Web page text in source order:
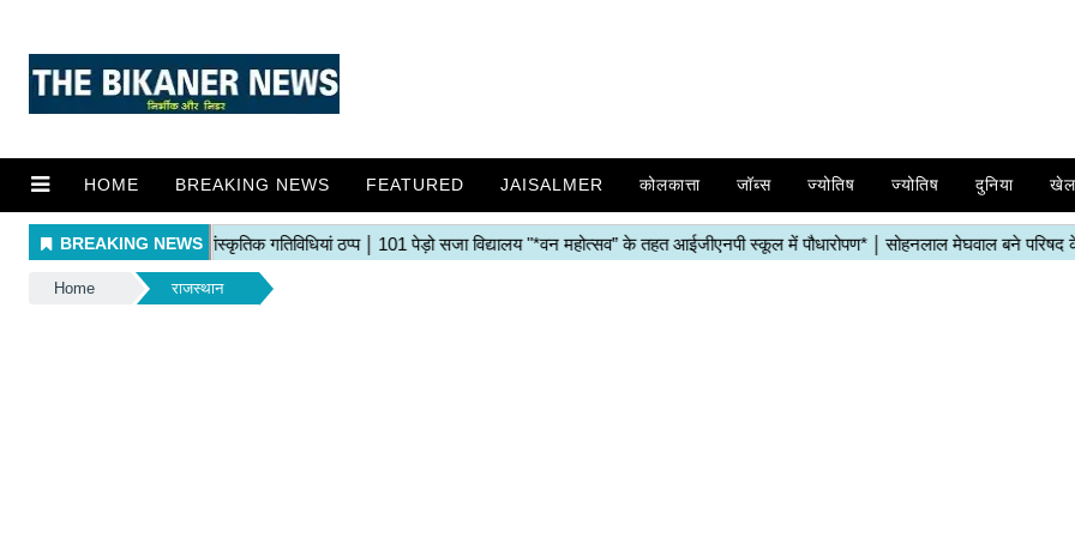
HOME BREAKING NEWS FEATURED JAISALMER कोलकात्ता जॉब्स ज्योतिष ज्योतिष दुनिया खेल
Home राजस्थान